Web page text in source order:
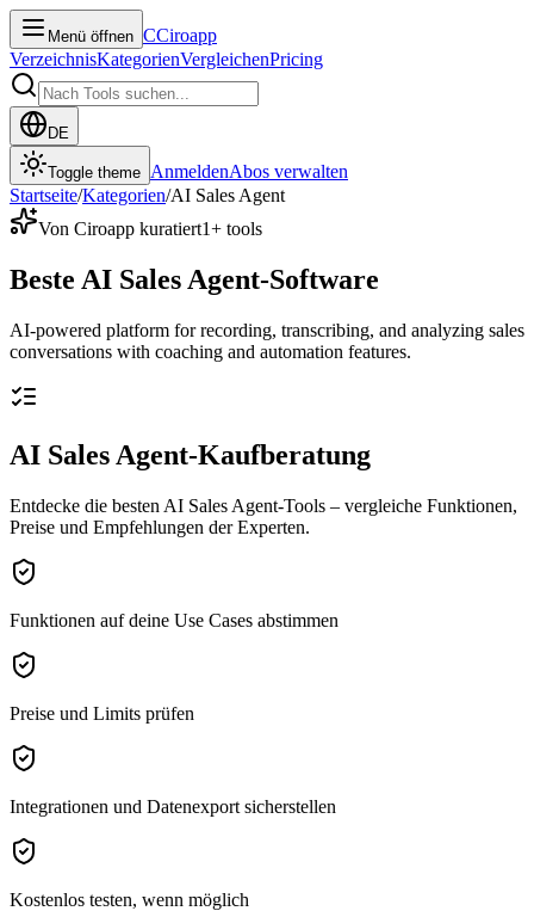
Menü öffnen CCiroapp
VerzeichnisKategorienVergleichenPricing
DE
Toggle theme AnmeldenAbos verwalten
Startseite/Kategorien/AI Sales Agent
Von Ciroapp kuratiert1+ tools
Beste AI Sales Agent-Software
AI-powered platform for recording, transcribing, and analyzing sales
conversations with coaching and automation features.
AI Sales Agent-Kaufberatung
Entdecke die besten AI Sales Agent-Tools – vergleiche Funktionen,
Preise und Empfehlungen der Experten.
Funktionen auf deine Use Cases abstimmen
Preise und Limits prüfen
Integrationen und Datenexport sicherstellen
Kostenlos testen, wenn möglich